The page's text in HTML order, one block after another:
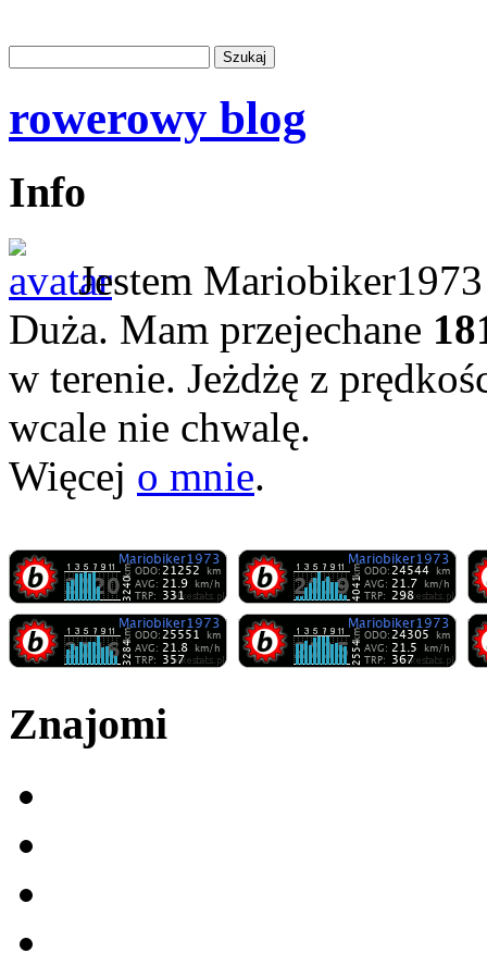
rowerowy blog
Info
Jestem
Duża. Mam przejechane
w terenie. Jeżdżę z
wcale nie chwalę.
Więcej o mnie.
Znajomi